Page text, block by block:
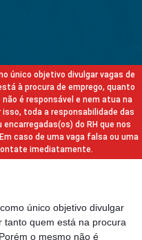
único objetivo divulgar vagas de
à procura de emprego, quanto
é responsável e nem atua na
toda a responsabilidade das
do RH que nos
caso de uma vaga falsa ou uma
imediatamente.
único objetivo divulgar
tanto quem está na procura
o mesmo não é